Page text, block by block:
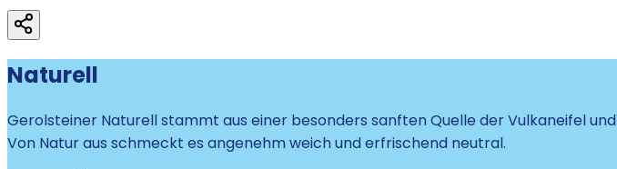
Naturell
Gerolsteiner Naturell stammt aus einer besonders sanften Quelle der Vulkaneifel
Von Natur aus schmeckt es angenehm weich und erfrischend neutral.